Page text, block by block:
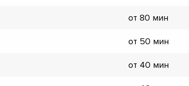
от 80 мин
от 50 мин
от 40 мин